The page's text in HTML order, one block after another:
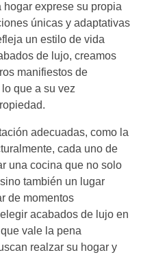
exprese su propia
únicas y adaptativas
un estilo de vida
de lujo, creamos
manifiestos de
que a su vez
adecuadas, como la
cada uno de
una cocina que no solo
también un lugar
de momentos
acabados de lujo en
vale la pena
realzar su hogar y